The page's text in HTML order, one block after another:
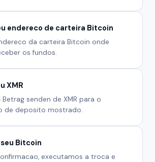
endereco de carteira Bitcoin
da carteira Bitcoin onde
os fundos.
XMR
Betrag senden de XMR para o
de deposito mostrado.
Bitcoin
executamos a troca e